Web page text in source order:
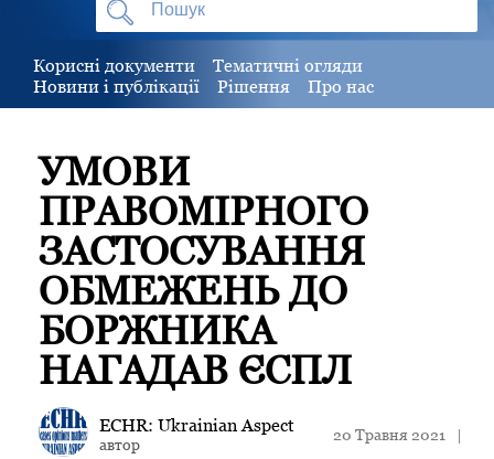
Корисні документи
Тематичні огляди
Новини і публікації
Рішення Про нас
УМОВИ
ПРАВОМІРНОГО
ЗАСТОСУВАННЯ
ОБМЕЖЕНЬ ДО
БОРЖНИКА
НАГАДАВ ЄСПЛ
ECHR: Ukrainian Aspect
автор
20 Травня 2021 |